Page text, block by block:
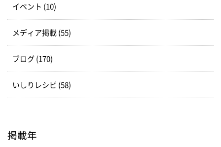
イベント (10)
メディア掲載 (55)
ブログ (170)
いしりレシピ (58)
掲載年